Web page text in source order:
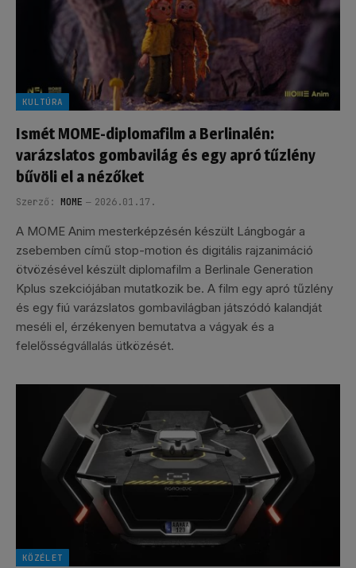
KULTÚRA
Ismét MOME-diplomafilm a Berlinalén:
varázslatos gombavilág és egy apró tűzlény
bűvöli el a nézőket
Szerző: MOME 2026.01.17.
A MOME Anim mesterképzésén készült Lángbogár a
zsebemben című stop-motion és digitális rajzanimáció
ötvözésével készült diplomafilm a Berlinale Generation
Kplus szekciójában mutatkozik be. A film egy apró tűzlény
és egy fiú varázslatos gombavilágban játszódó kalandját
meséli el, érzékenyen bemutatva a vágyak és a
felelősségvállalás ütközését.
KÖZÉLET